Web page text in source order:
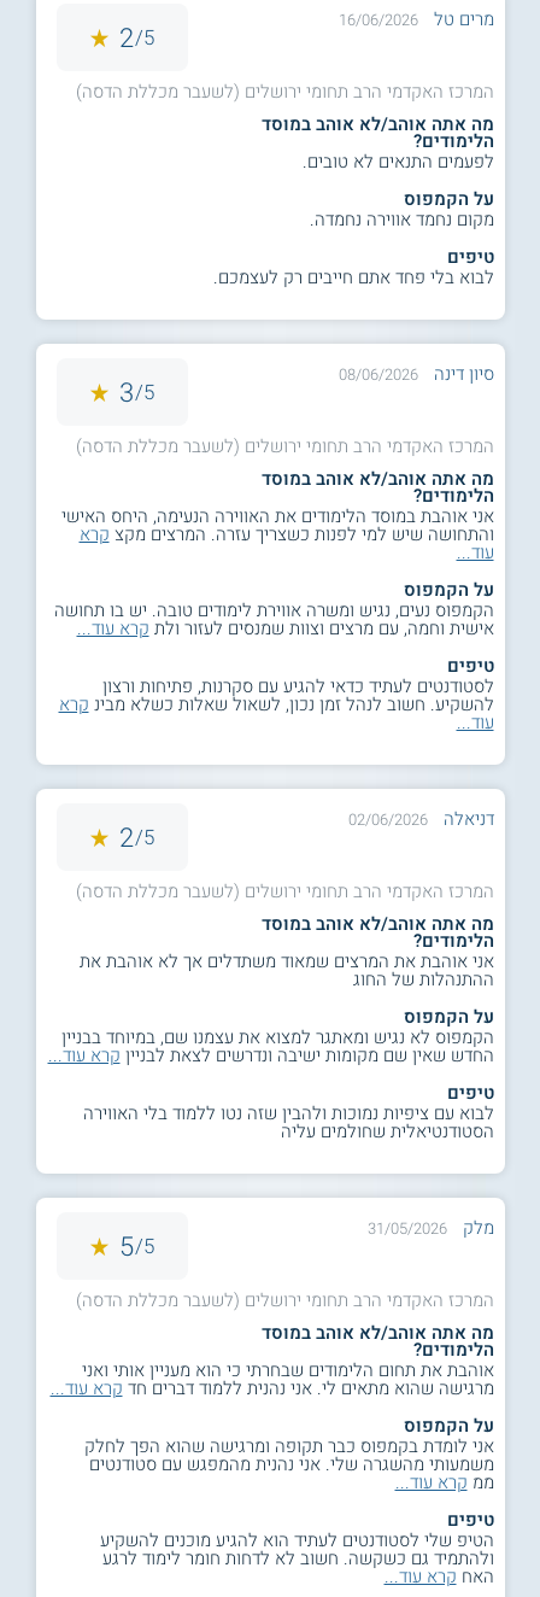
מרים טל 16/06/2026
5/
2
המרכז האקדמי הרב תחומי ירושלים (לשעבר מכללת הדסה)
מה אתה אוהב/לא אוהב במוסד
הלימודים?
לפעמים התנאים לא טובים.
על הקמפוס
מקום נחמד אווירה נחמדה.
טיפים
לבוא בלי פחד אתם חייבים רק לעצמכם.
סיון דינה 08/06/2026
5/
3
המרכז האקדמי הרב תחומי ירושלים (לשעבר מכללת הדסה)
מה אתה אוהב/לא אוהב במוסד
הלימודים?
אני אוהבת במוסד הלימודים את האווירה הנעימה, היחס האישי
והתחושה שיש למי לפנות כשצריך עזרה. המרצים מקצ קרא
עוד...
על הקמפוס
הקמפוס נעים, נגיש ומשרה אווירת לימודים טובה. יש בו תחושה
אישית וחמה, עם מרצים וצוות שמנסים לעזור ולת קרא עוד...
טיפים
לסטודנטים לעתיד כדאי להגיע עם סקרנות, פתיחות ורצון
להשקיע. חשוב לנהל זמן נכון, לשאול שאלות כשלא מבינ קרא
עוד...
דניאלה 02/06/2026
5/
2
המרכז האקדמי הרב תחומי ירושלים (לשעבר מכללת הדסה)
מה אתה אוהב/לא אוהב במוסד
הלימודים?
אני אוהבת את המרצים שמאוד משתדלים אך לא אוהבת את
ההתנהלות של החוג
על הקמפוס
הקמפוס לא נגיש ומאתגר למצוא את עצמנו שם, במיוחד בבניין
החדש שאין שם מקומות ישיבה ונדרשים לצאת לבניין קרא עוד...
טיפים
לבוא עם ציפיות נמוכות ולהבין שזה נטו ללמוד בלי האווירה
הסטודנטיאלית שחולמים עליה
מלק 31/05/2026
5/
5
המרכז האקדמי הרב תחומי ירושלים (לשעבר מכללת הדסה)
מה אתה אוהב/לא אוהב במוסד
הלימודים?
אוהבת את תחום הלימודים שבחרתי כי הוא מעניין אותי ואני
מרגישה שהוא מתאים לי. אני נהנית ללמוד דברים חד קרא עוד...
על הקמפוס
אני לומדת בקמפוס כבר תקופה ומרגישה שהוא הפך לחלק
משמעותי מהשגרה שלי. אני נהנית מהמפגש עם סטודנטים
ממ קרא עוד...
טיפים
הטיפ שלי לסטודנטים לעתיד הוא להגיע מוכנים להשקיע
ולהתמיד גם כשקשה. חשוב לא לדחות חומר לימוד לרגע
האח קרא עוד...